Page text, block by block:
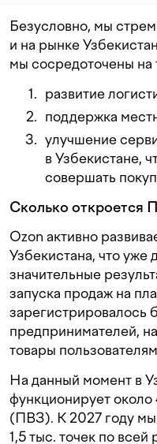
Безусловно, мы
и на рынке
мы сосредоточены на
развитие
поддержка
улучшение
в Узбекистане,
совершать
Сколько откроется
Ozon активно
Узбекистана, что уже
значительные
запуска продаж на
зарегистрировалось
предпринимателей,
товары
На данный момент в
функционирует около
(ПВЗ). К 2027 году
1,5 тыс. точек по всей